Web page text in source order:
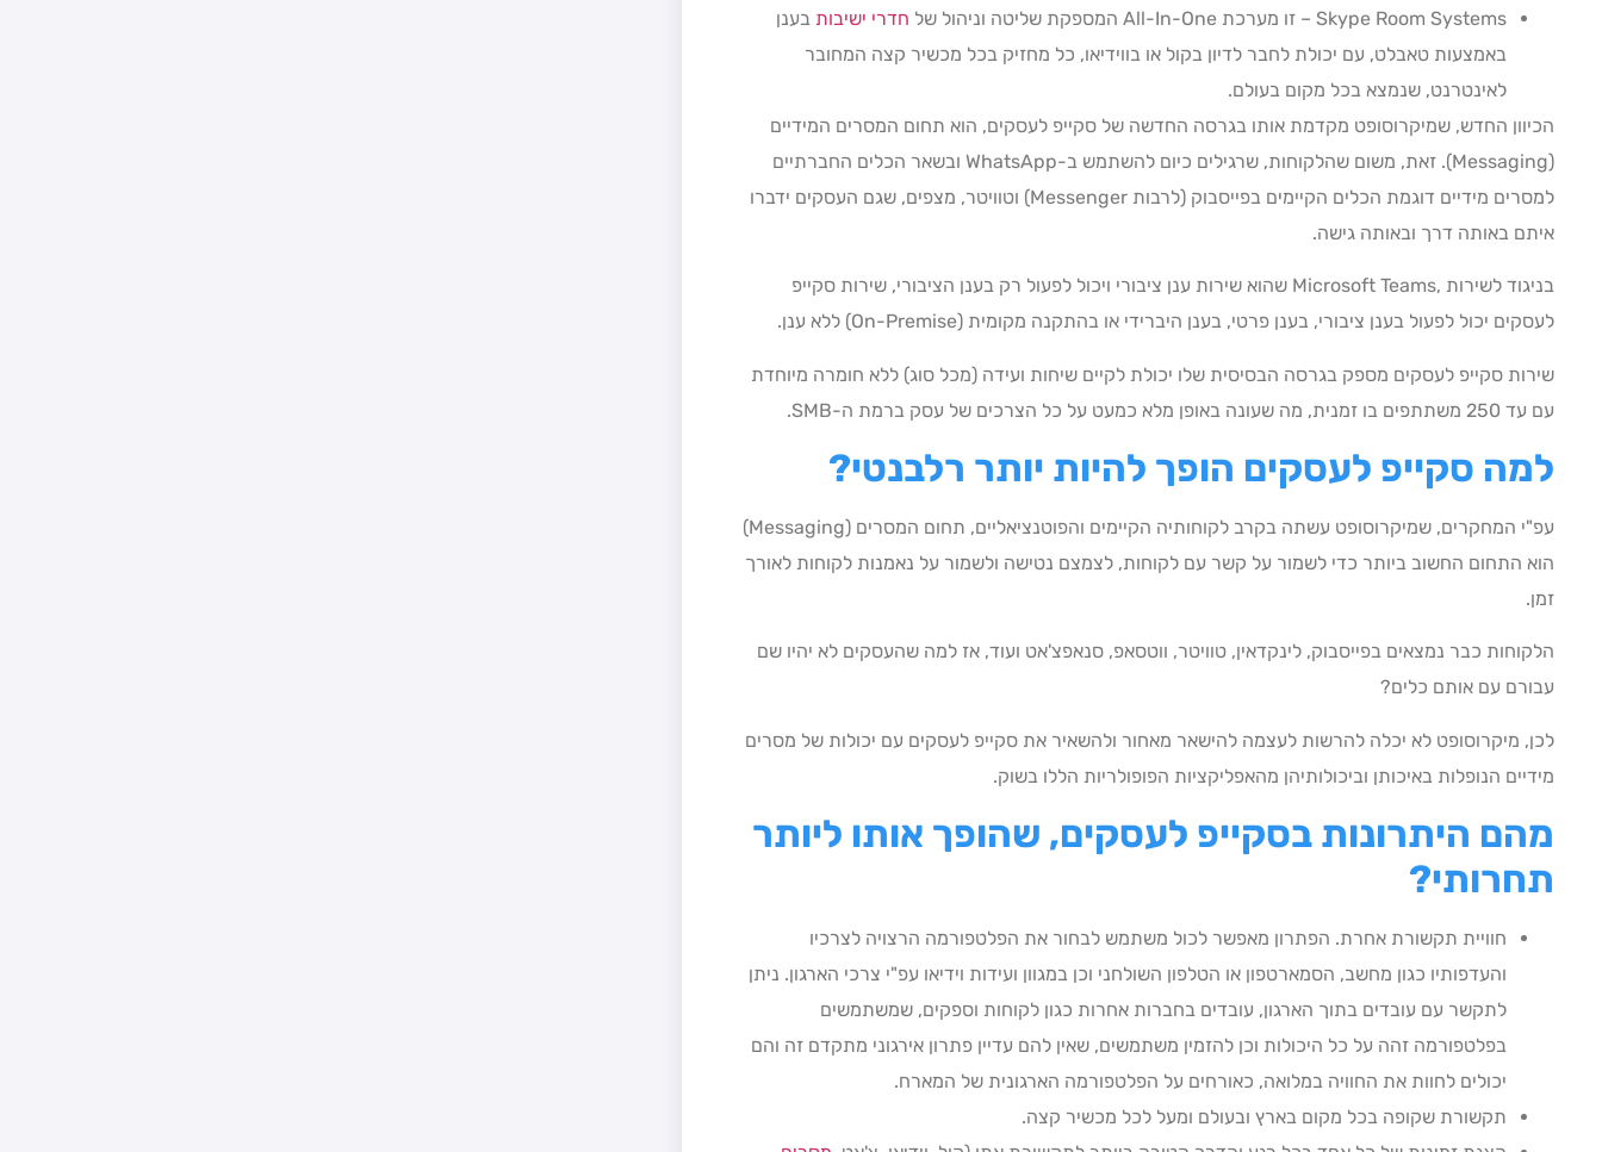
Skype Room Systems – זו מערכת All-In-One המספקת שליטה וניהול של
חדרי ישיבות בענן
באמצעות טאבלט, עם יכולת לחבר לדיון בקול או בווידיאו, כל מחזיק בכל מכשיר קצה המחובר
לאינטרנט, שנמצא בכל מקום בעולם.
הכיוון החדש, שמיקרוסופט מקדמת אותו בגרסה החדשה של סקייפ לעסקים, הוא תחום המסרים המידיים
(Messaging). זאת, משום שהלקוחות, שרגילים כיום להשתמש ב-WhatsApp ובשאר הכלים החברתיים
למסרים מידיים דוגמת הכלים הקיימים בפייסבוק (לרבות Messenger) וטוויטר, מצפים, שגם העסקים ידברו
איתם באותה דרך ובאותה גישה.
בניגוד לשירות ,Microsoft Teams שהוא שירות ענן ציבורי ויכול לפעול רק בענן הציבורי, שירות סקייפ
לעסקים יכול לפעול בענן ציבורי, בענן פרטי, בענן היברידי או בהתקנה מקומית (On-Premise) ללא ענן.
שירות סקייפ לעסקים מספק בגרסה הבסיסית שלו יכולת לקיים שיחות ועידה (מכל סוג) ללא חומרה מיוחדת
עם עד 250 משתתפים בו זמנית, מה שעונה באופן מלא כמעט על כל הצרכים של עסק ברמת ה-SMB.
למה סקייפ לעסקים הופך להיות יותר רלבנטי?
עפ"י המחקרים, שמיקרוסופט עשתה בקרב לקוחותיה הקיימים והפוטנציאליים, תחום המסרים (Messaging)
הוא התחום החשוב ביותר כדי לשמור על קשר עם לקוחות, לצמצם נטישה ולשמור על נאמנות לקוחות לאורך
זמן.
הלקוחות כבר נמצאים בפייסבוק, לינקדאין, טוויטר, ווטסאפ, סנאפצ'אט ועוד, אז למה שהעסקים לא יהיו שם
עבורם עם אותם כלים?
לכן, מיקרוסופט לא יכלה להרשות לעצמה להישאר מאחור ולהשאיר את סקייפ לעסקים עם יכולות של מסרים
מידיים הנופלות באיכותן וביכולותיהן מהאפליקציות הפופולריות הללו בשוק.
מהם היתרונות בסקייפ לעסקים, שהופך אותו ליותר
תחרותי?
חוויית תקשורת אחרת. הפתרון מאפשר לכול משתמש לבחור את הפלטפורמה הרצויה לצרכיו
והעדפותיו כגון מחשב, הסמארטפון או הטלפון השולחני וכן במגוון ועידות וידיאו עפ"י צרכי הארגון. ניתן
לתקשר עם עובדים בתוך הארגון, עובדים בחברות אחרות כגון לקוחות וספקים, שמשתמשים
בפלטפורמה זהה על כל היכולות וכן להזמין משתמשים, שאין להם עדיין פתרון אירגוני מתקדם זה והם
יכולים לחוות את החוויה במלואה, כאורחים על הפלטפורמה הארגונית של המארח.
תקשורת שקופה בכל מקום בארץ ובעולם ומעל לכל מכשיר קצה.